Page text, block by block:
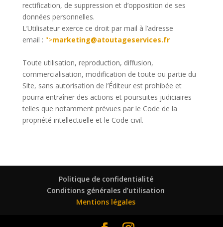
rectification, de suppression et d’opposition de ses
données personnelles.
L’Utilisateur exerce ce droitpar mail à l’adresse
email : ">marketing@atoutageservices.fr
Toute utilisation, reproduction, diffusion,
commercialisation, modification de toute ou partie du
Site, sans autorisation de l’Éditeur est prohibée et
pourra entraîner des actions et poursuites judiciaires
telles que notamment prévues par le Code de la
propriété intellectuelle et le Code civil.
Politique de confidentialité
Conditions générales d’utilisation
Mentions légales